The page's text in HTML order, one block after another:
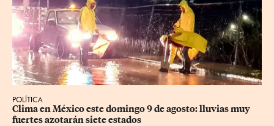
POLÍTICA
Clima en México este domingo 9 de agosto: lluvias muy
fuertes azotarán siete estados